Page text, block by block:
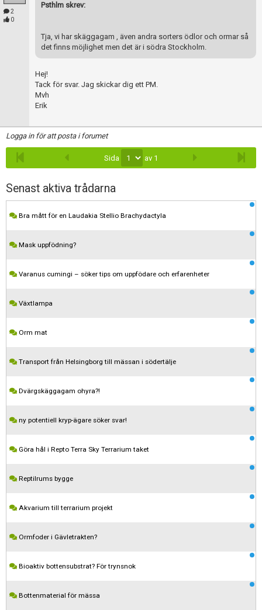
2
0
Psthlm skrev:
Tja, vi har skäggagam , även andra sorters ödlor och ormar så
det finns möjlighet men det är i södra Stockholm.
Hej!
Tack för svar. Jag skickar dig ett PM.
Mvh
Erik
Logga in för att posta i forumet
Sida av 1
Senast aktiva trådarna
Bra mått för en Laudakia Stellio Brachydactyla
Mask uppfödning?
Varanus cumingi – söker tips om uppfödare och erfarenheter
Växtlampa
Orm mat
Transport från Helsingborg till mässan i södertälje
Dvärgskäggagam ohyra?!
ny potentiell kryp-ägare söker svar!
Göra hål i Repto Terra Sky Terrarium taket
Reptilrums bygge
Akvarium till terrarium projekt
Ormfoder i Gävletrakten?
Bioaktiv bottensubstrat? För trynsnok
Bottenmaterial för mässa